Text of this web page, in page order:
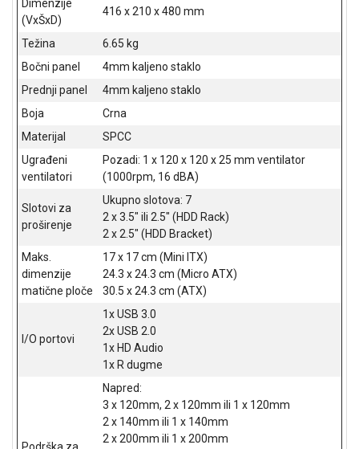
NAVIGACIJE
NADZOR I
SIGURNOSNA
SOFTWARE
ADAPTERI
MATERIJAL
SVE
Dimenzije
(VxŠxD)
416 x 210 x 480 mm
Težina
6.65 kg
Bočni panel
4mm kaljeno staklo
Prednji panel
4mm kaljeno staklo
Boja
Crna
Materijal
SPCC
Ugrađeni
ventilatori
Pozadi: 1 x 120 x 120 x 25 mm ventilator
(1000rpm, 16 dBA)
Slotovi za
proširenje
Ukupno slotova: 7
2 x 3.5" ili 2.5" (HDD Rack)
2 x 2.5" (HDD Bracket)
Maks.
dimenzije
matične ploče
17 x 17 cm (Mini ITX)
24.3 x 24.3 cm (Micro ATX)
30.5 x 24.3 cm (ATX)
I/O portovi
1x USB 3.0
2x USB 2.0
1x HD Audio
1x R dugme
Podrška za
Napred:
3 x 120mm, 2 x 120mm ili 1 x 120mm
2 x 140mm ili 1 x 140mm
2 x 200mm ili 1 x 200mm